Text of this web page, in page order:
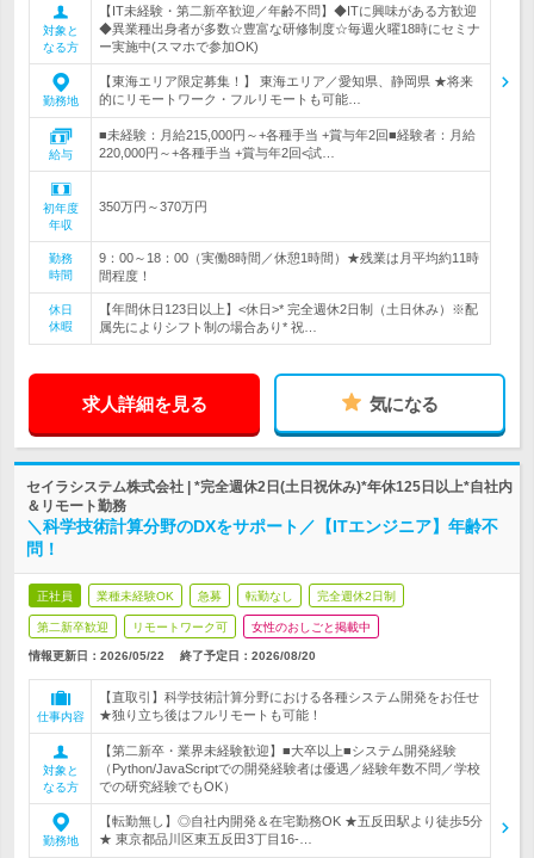
対象と
なる方
【IT未経験・第二新卒歓迎／年齢不問】◆ITに興味がある方歓迎
◆異業種出身者が多数☆豊富な研修制度☆毎週火曜18時にセミナ
ー実施中(スマホで参加OK)
勤務地
【東海エリア限定募集！】 東海エリア／愛知県、静岡県 ★将来
的にリモートワーク・フルリモートも可能…
給与
■未経験：月給215,000円～+各種手当 +賞与年2回■経験者：月給
220,000円～+各種手当 +賞与年2回<試…
初年度
年収
350万円～370万円
勤務
時間
9：00～18：00（実働8時間／休憩1時間）★残業は月平均約11時
間程度！
休日
休暇
【年間休日123日以上】<休日>* 完全週休2日制（土日休み）※配
属先によりシフト制の場合あり* 祝…
求人詳細を見る 気になる
セイラシステム株式会社 | *完全週休2日(土日祝休み)*年休125日以上*自社内
＆リモート勤務
＼科学技術計算分野のDXをサポート／【ITエンジニア】年齢不
問！
正社員 業種未経験OK 急募 転勤なし 完全週休2日制
第二新卒歓迎 リモートワーク可 女性のおしごと掲載中
情報更新日：2026/05/22 終了予定日： 2026/08/20
仕事内容
【直取引】科学技術計算分野における各種システム開発をお任せ
★独り立ち後はフルリモートも可能！
対象と
なる方
【第二新卒・業界未経験歓迎】■大卒以上■システム開発経験
（Python/JavaScriptでの開発経験者は優遇／経験年数不問／学校
での研究経験でもOK）
勤務地
【転勤無し】◎自社内開発＆在宅勤務OK ★五反田駅より徒歩5分
★ 東京都品川区東五反田3丁目16-…